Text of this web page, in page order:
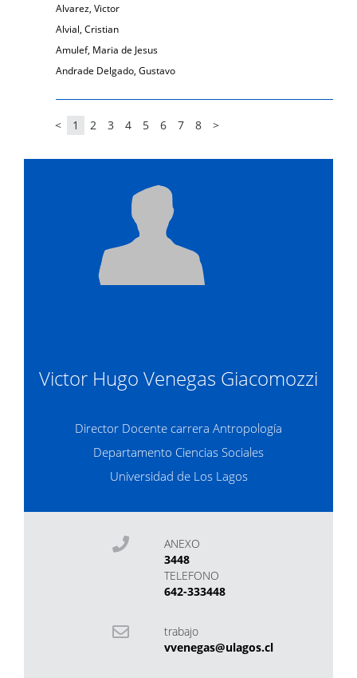
Alvarez, Victor
Alvial, Cristian
Amulef, Maria de Jesus
Andrade Delgado, Gustavo
< 1 2 3 4 5 6 7 8 >
Victor Hugo Venegas Giacomozzi
Director Docente carrera Antropología
Departamento Ciencias Sociales
Universidad de Los Lagos
ANEXO
3448
TELEFONO
642-333448
trabajo
vvenegas@ulagos.cl